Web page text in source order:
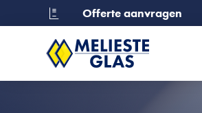
Offerte aanvragen